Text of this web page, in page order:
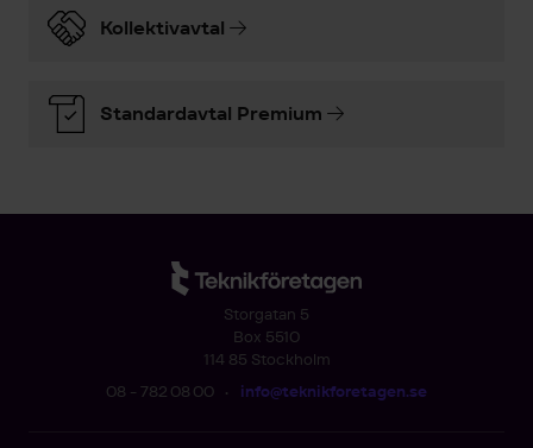
Kollektivavtal
Standardavtal Premium
Storgatan 5
Box 5510
114 85 Stockholm
08 - 782 08 00 • info@teknikforetagen.se